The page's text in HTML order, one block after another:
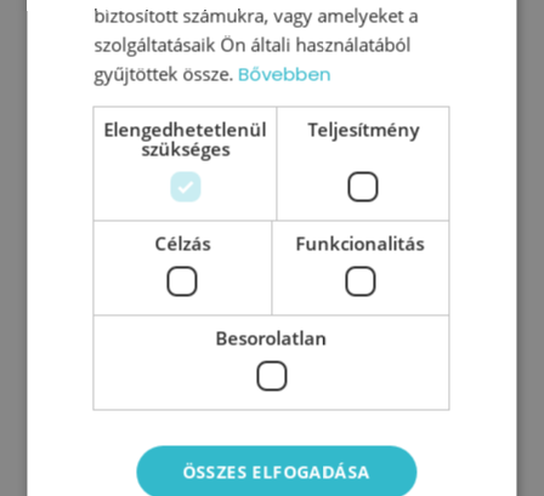
Hogyan motiváld
munkatársaidat? – Avagy, mi van
a pénzen túl?
Motiválás – a pénzen túl? Sokan úgy tartják,
pénzért mindent meg lehet venni.
Meggyőződésünk szerint azonban bőven
akadnak ez alól kivételek és a cégvezetés
világában különösen
Tovább olvasom
biztosított számukra, vagy amelyeket a
szolgáltatásaik Ön általi használatából
gyűjtöttek össze.Bővebben
Elengedhetetlenül
szükséges
Teljesítmény
Célzás Funkcionalitás
Besorolatlan
ÖSSZES ELFOGADÁSA